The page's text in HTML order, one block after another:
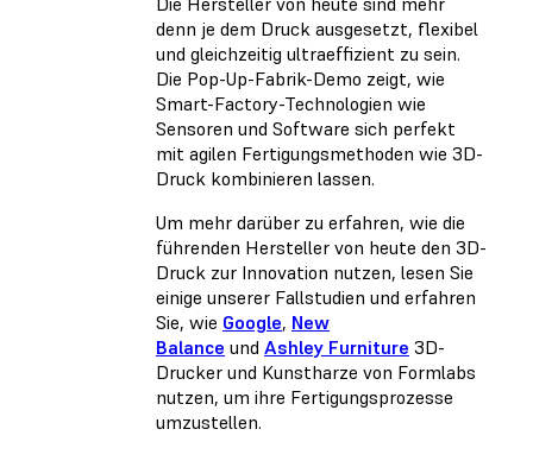
denn je dem Druck ausgesetzt, flexibel
und gleichzeitig ultraeffizient zu sein.
Die Pop-Up-Fabrik-Demo zeigt, wie
Smart-Factory-Technologien wie
Sensoren und Software sich perfekt
mit agilen Fertigungsmethoden wie 3D-
Druck kombinieren lassen.
Um mehr darüber zu erfahren, wie die
führenden Hersteller von heute den 3D-
Druck zur Innovation nutzen, lesen Sie
einige unserer Fallstudien und erfahren
Sie, wie Google, New
Balance und Ashley Furniture 3D-
Drucker und Kunstharze von Formlabs
nutzen, um ihre Fertigungsprozesse
umzustellen.